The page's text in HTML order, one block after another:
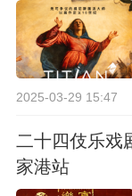
2025-03-29 15:47
二十四伎乐戏
家港站